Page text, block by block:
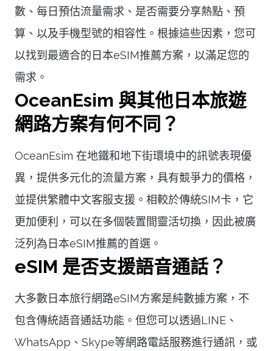
數、每日預估流量需求、是否需要分享熱點、預
算、以及手機型號的相容性。根據這些因素，您可
以找到最適合的日本eSIM推薦方案，以滿足您的
需求。
OceanEsim 與其他日本旅遊
網路方案有何不同？
OceanEsim 在地鐵和地下街環境中的訊號表現優
異，提供多元化的流量方案，具有競爭力的價格，
並提供繁體中文客服支援。相較於傳統SIM卡，它
更加便利，可以在多個裝置間靈活切換，因此被廣
泛列為日本eSIM推薦的首選。
eSIM 是否支援語音通話？
大多數日本旅行網路eSIM方案是純數據方案，不
包含傳統語音通話功能。但您可以透過LINE、
WhatsApp、Skype等網路電話服務進行通訊，或